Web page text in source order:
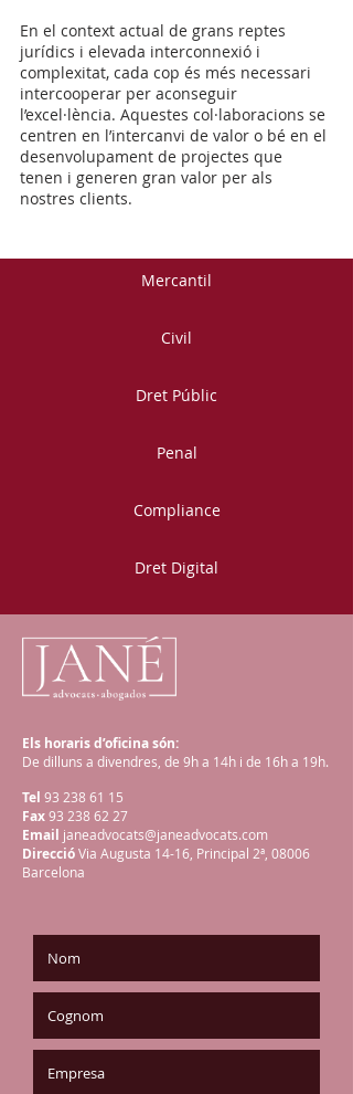
En el context actual de grans reptes
jurídics i elevada interconnexió i
complexitat, cada cop és més necessari
intercooperar per aconseguir
l’excel·lència. Aquestes col·laboracions se
centren en l’intercanvi de valor o bé en el
desenvolupament de projectes que
tenen i generen gran valor per als
nostres clients.
Dret Digital
Compliance
Penal
Dret Públic
Civil
Mercantil
Els horaris d’oficina són:
De dilluns a divendres, de 9h a 14h i de 16h a 19h.
Tel 93 238 61 15
Fax93 238 62 27
Email janeadvocats@janeadvocats.com
DireccióVia Augusta 14-16, Principal 2ª, 08006
Barcelona